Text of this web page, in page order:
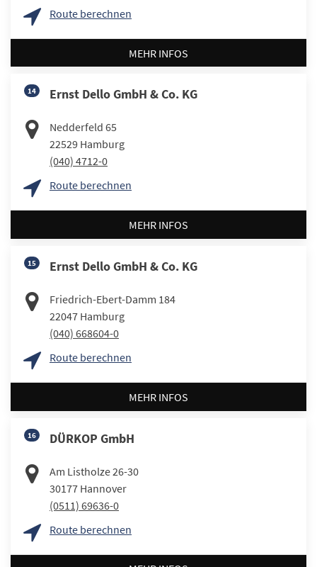
Route berechnen
MEHR INFOS
14 Ernst Dello GmbH & Co. KG
Nedderfeld 65
22529 Hamburg
(040) 4712-0
Route berechnen
MEHR INFOS
15 Ernst Dello GmbH & Co. KG
Friedrich-Ebert-Damm 184
22047 Hamburg
(040) 668604-0
Route berechnen
MEHR INFOS
16 DÜRKOP GmbH
Am Listholze 26-30
30177 Hannover
(0511) 69636-0
Route berechnen